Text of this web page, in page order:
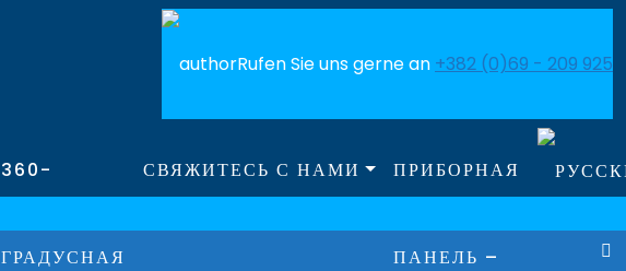
Rufen Sie uns gerne an +382 (0)69 - 209 925
360-
ГРАДУСНАЯ
СВЯЖИТЕСЬ С НАМИ ПРИБОРНАЯ
ПАНЕЛЬ –